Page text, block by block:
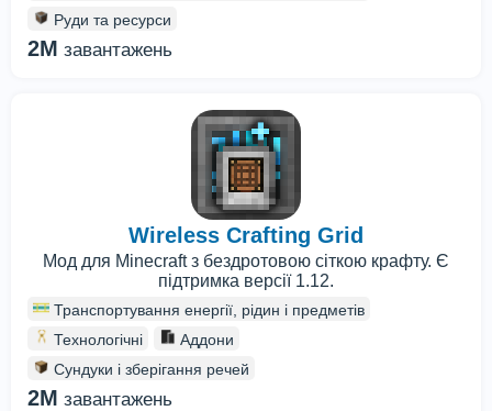
Руди та ресурси
2M завантажень
Wireless Crafting Grid
Мод для Minecraft з бездротовою сіткою крафту. Є
підтримка версії 1.12.
Транспортування енергії, рідин і предметів
Технологічні
Аддони
Сундуки і зберігання речей
2M завантажень